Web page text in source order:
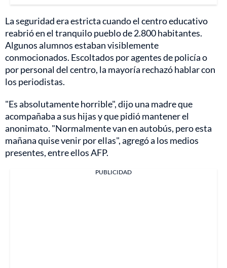
La seguridad era estricta cuando el centro educativo
reabrió en el tranquilo pueblo de 2.800 habitantes.
Algunos alumnos estaban visiblemente
conmocionados. Escoltados por agentes de policía o
por personal del centro, la mayoría rechazó hablar con
los periodistas.
"Es absolutamente horrible", dijo una madre que
acompañaba a sus hijas y que pidió mantener el
anonimato. "Normalmente van en autobús, pero esta
mañana quise venir por ellas", agregó a los medios
presentes, entre ellos AFP.
PUBLICIDAD